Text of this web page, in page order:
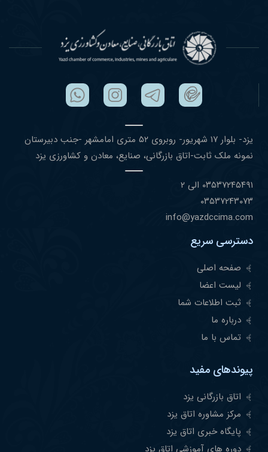
یزد- بلوار ١٧ شهریور- روبروی ۵٢ متری امامشهر -جنب دبیرستان
نمونه ملک ثابت-اتاق بازرگانی، صنایع، معادن و کشاورزی یزد
۰٣۵٣٧٢۴۵۴٩١ الی ۲
۰٣۵٣٧٢۴٣۰٧٣
info@yazdccima.com
دسترسی سریع
صفحه اصلی
لیست اعضا
ثبت اطلاعات شما
درباره ما
تماس با ما
پیوندهای مفید
اتاق بازرگانی یزد
مرکز مشاوره اتاق یزد
پایگاه خبری اتاق یزد